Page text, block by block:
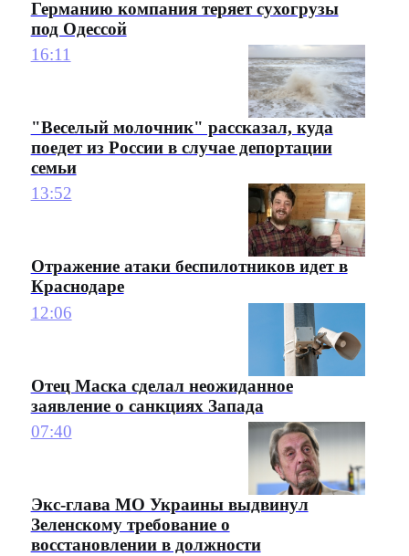
Германию компания теряет сухогрузы
под Одессой
16:11
"Веселый молочник" рассказал, куда
поедет из России в случае депортации
семьи
13:52
Отражение атаки беспилотников идет в
Краснодаре
12:06
Отец Маска сделал неожиданное
заявление о санкциях Запада
07:40
Экс-глава МО Украины выдвинул
Зеленскому требование о
восстановлении в должности